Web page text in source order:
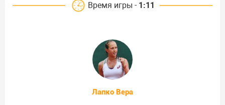
Время игры - 1:11
Лапко Вера